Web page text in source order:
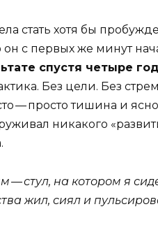
стать хотя бы
с первых же минут
спустя четыре
Без цели. Без
— просто тишина и
никакого
стул, на котором я
жил, сиял и